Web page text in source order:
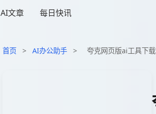
AI文章 每日快讯
首页 > AI办公助手 > 夸克网页版ai工具下